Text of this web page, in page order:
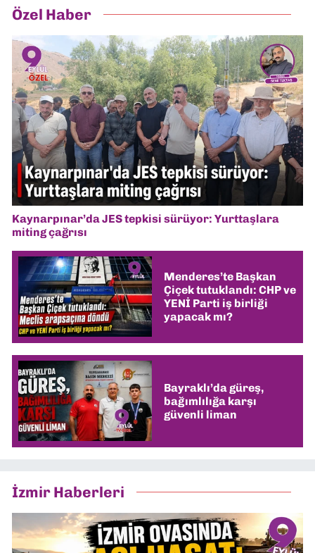
Özel Haber
Kaynarpınar’da JES tepkisi sürüyor: Yurttaşlara
miting çağrısı
Menderes’te Başkan
Çiçek tutuklandı: CHP ve
YENİ Parti iş birliği
yapacak mı?
Bayraklı’da güreş,
bağımlılığa karşı
güvenli liman
İzmir Haberleri